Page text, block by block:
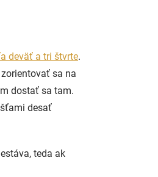
deväť a tri štvrte.
sa na
dostať sa tam.
desať
teda ak